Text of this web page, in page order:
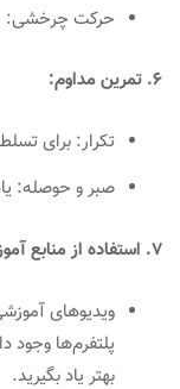
حرکت چرخشی:
6. تمرین مداوم:
تکرار: برای
صبر و حوصله:
7. استفاده از منابع آموزشی:
ویدیوهای
پلتفرم‌ها وجود
بهتر یاد بگیرید.